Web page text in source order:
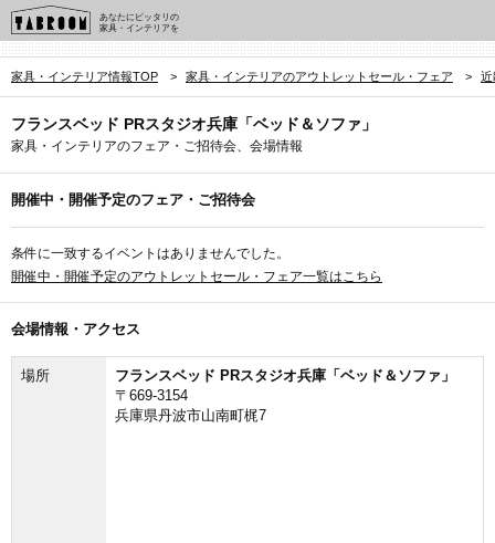
あなたにピッタリの
家具・インテリアを
家具・インテリア情報TOP > 家具・インテリアのアウトレットセール・フェア > 近
フランスベッド PRスタジオ兵庫「ベッド＆ソファ」
家具・インテリアのフェア・ご招待会、会場情報
開催中・開催予定のフェア・ご招待会
条件に一致するイベントはありませんでした。
開催中・開催予定のアウトレットセール・フェア一覧はこちら
会場情報・アクセス
場所
フランスベッド PRスタジオ兵庫「ベッド＆ソファ」
〒669-3154
兵庫県丹波市山南町梶7